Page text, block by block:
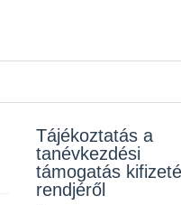
Tájékoztatás a
tanévkezdési
támogatás
rendjéről
Rendelet
2026-07-10